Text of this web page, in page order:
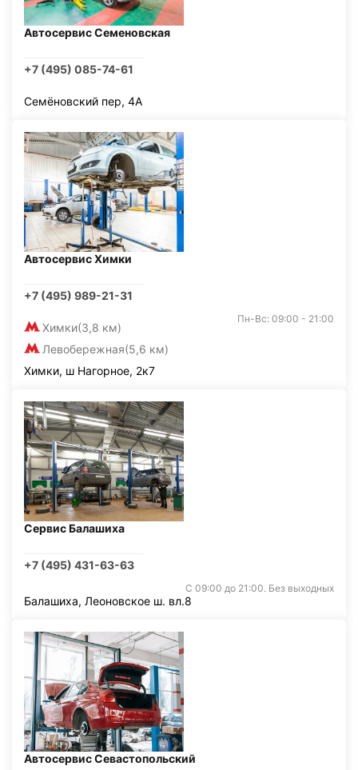
Автосервис Семеновская
+7 (495) 085-74-61
Семёновский пер, 4А
Автосервис Химки
+7 (495) 989-21-31
Химки(3,8 км)
Левобережная(5,6 км)
Пн-Вс: 09:00 - 21:00
Химки, ш Нагорное, 2к7
Сервис Балашиха
+7 (495) 431-63-63
С 09:00 до 21:00. Без выходных
Балашиха, Леоновское ш. вл.8
Автосервис Севастопольский